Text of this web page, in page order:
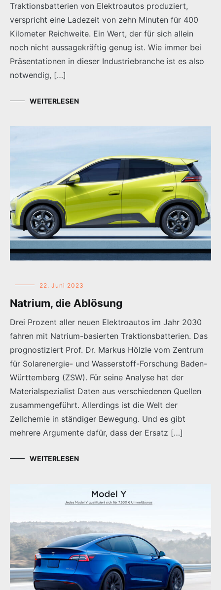
Traktionsbatterien von Elektroautos produziert,
verspricht eine Ladezeit von zehn Minuten für 400
Kilometer Reichweite. Ein Wert, der für sich allein
noch nicht aussagekräftig genug ist. Wie immer bei
Präsentationen in dieser Industriebranche ist es also
notwendig, […]
WEITERLESEN
22. Juni 2023
Natrium, die Ablösung
Drei Prozent aller neuen Elektroautos im Jahr 2030
fahren mit Natrium-basierten Traktionsbatterien. Das
prognostiziert Prof. Dr. Markus Hölzle vom Zentrum
für Solarenergie- und Wasserstoff-Forschung Baden-
Württemberg (ZSW). Für seine Analyse hat der
Materialspezialist Daten aus verschiedenen Quellen
zusammengeführt. Allerdings ist die Welt der
Zellchemie in ständiger Bewegung. Und es gibt
mehrere Argumente dafür, dass der Ersatz […]
WEITERLESEN